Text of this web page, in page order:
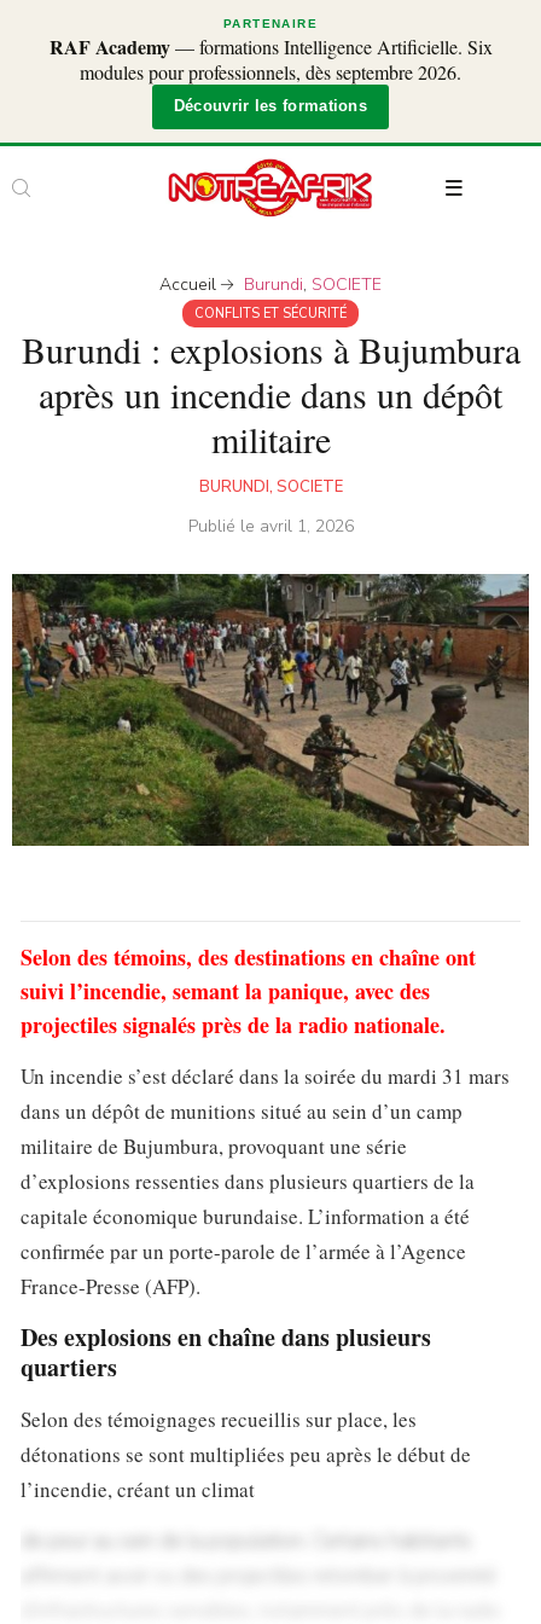
PARTENAIRE
RAF Academy— formations Intelligence Artificielle. Six
modules pour professionnels, dès septembre 2026.
Découvrir les formations
Accueil Burundi, SOCIETE
CONFLITS ET SÉCURITÉ
Burundi : explosions à Bujumbura
après un incendie dans un dépôt
militaire
BURUNDI, SOCIETE
Publié le avril 1, 2026
Selon des témoins, des destinations en chaîne ont
suivi l’incendie, semant la panique, avec des
projectiles signalés près de la radio nationale.
Un incendie s’est déclaré dans la soirée du mardi 31 mars
dans un dépôt de munitions situé au sein d’un camp
militaire de Bujumbura, provoquant une série
d’explosions ressenties dans plusieurs quartiers de la
capitale économique burundaise. L’information a été
confirmée par un porte-parole de l’armée à l’Agence
France-Presse (AFP).
Des explosions en chaîne dans plusieurs
quartiers
Selon des témoignages recueillis sur place, les
détonations se sont multipliées peu après le début de
l’incendie, créant un climat